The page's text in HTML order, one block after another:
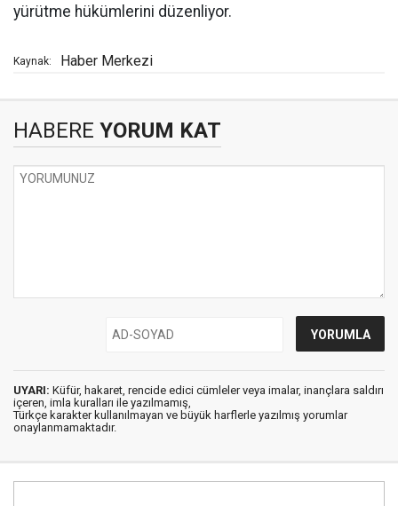
yürütme hükümlerini düzenliyor.
Kaynak: Haber Merkezi
HABERE YORUM KAT
UYARI: Küfür, hakaret, rencide edici cümleler veya imalar, inançlara saldırı
içeren, imla kuralları ile yazılmamış,
Türkçe karakter kullanılmayan ve büyük harflerle yazılmış yorumlar
onaylanmamaktadır.